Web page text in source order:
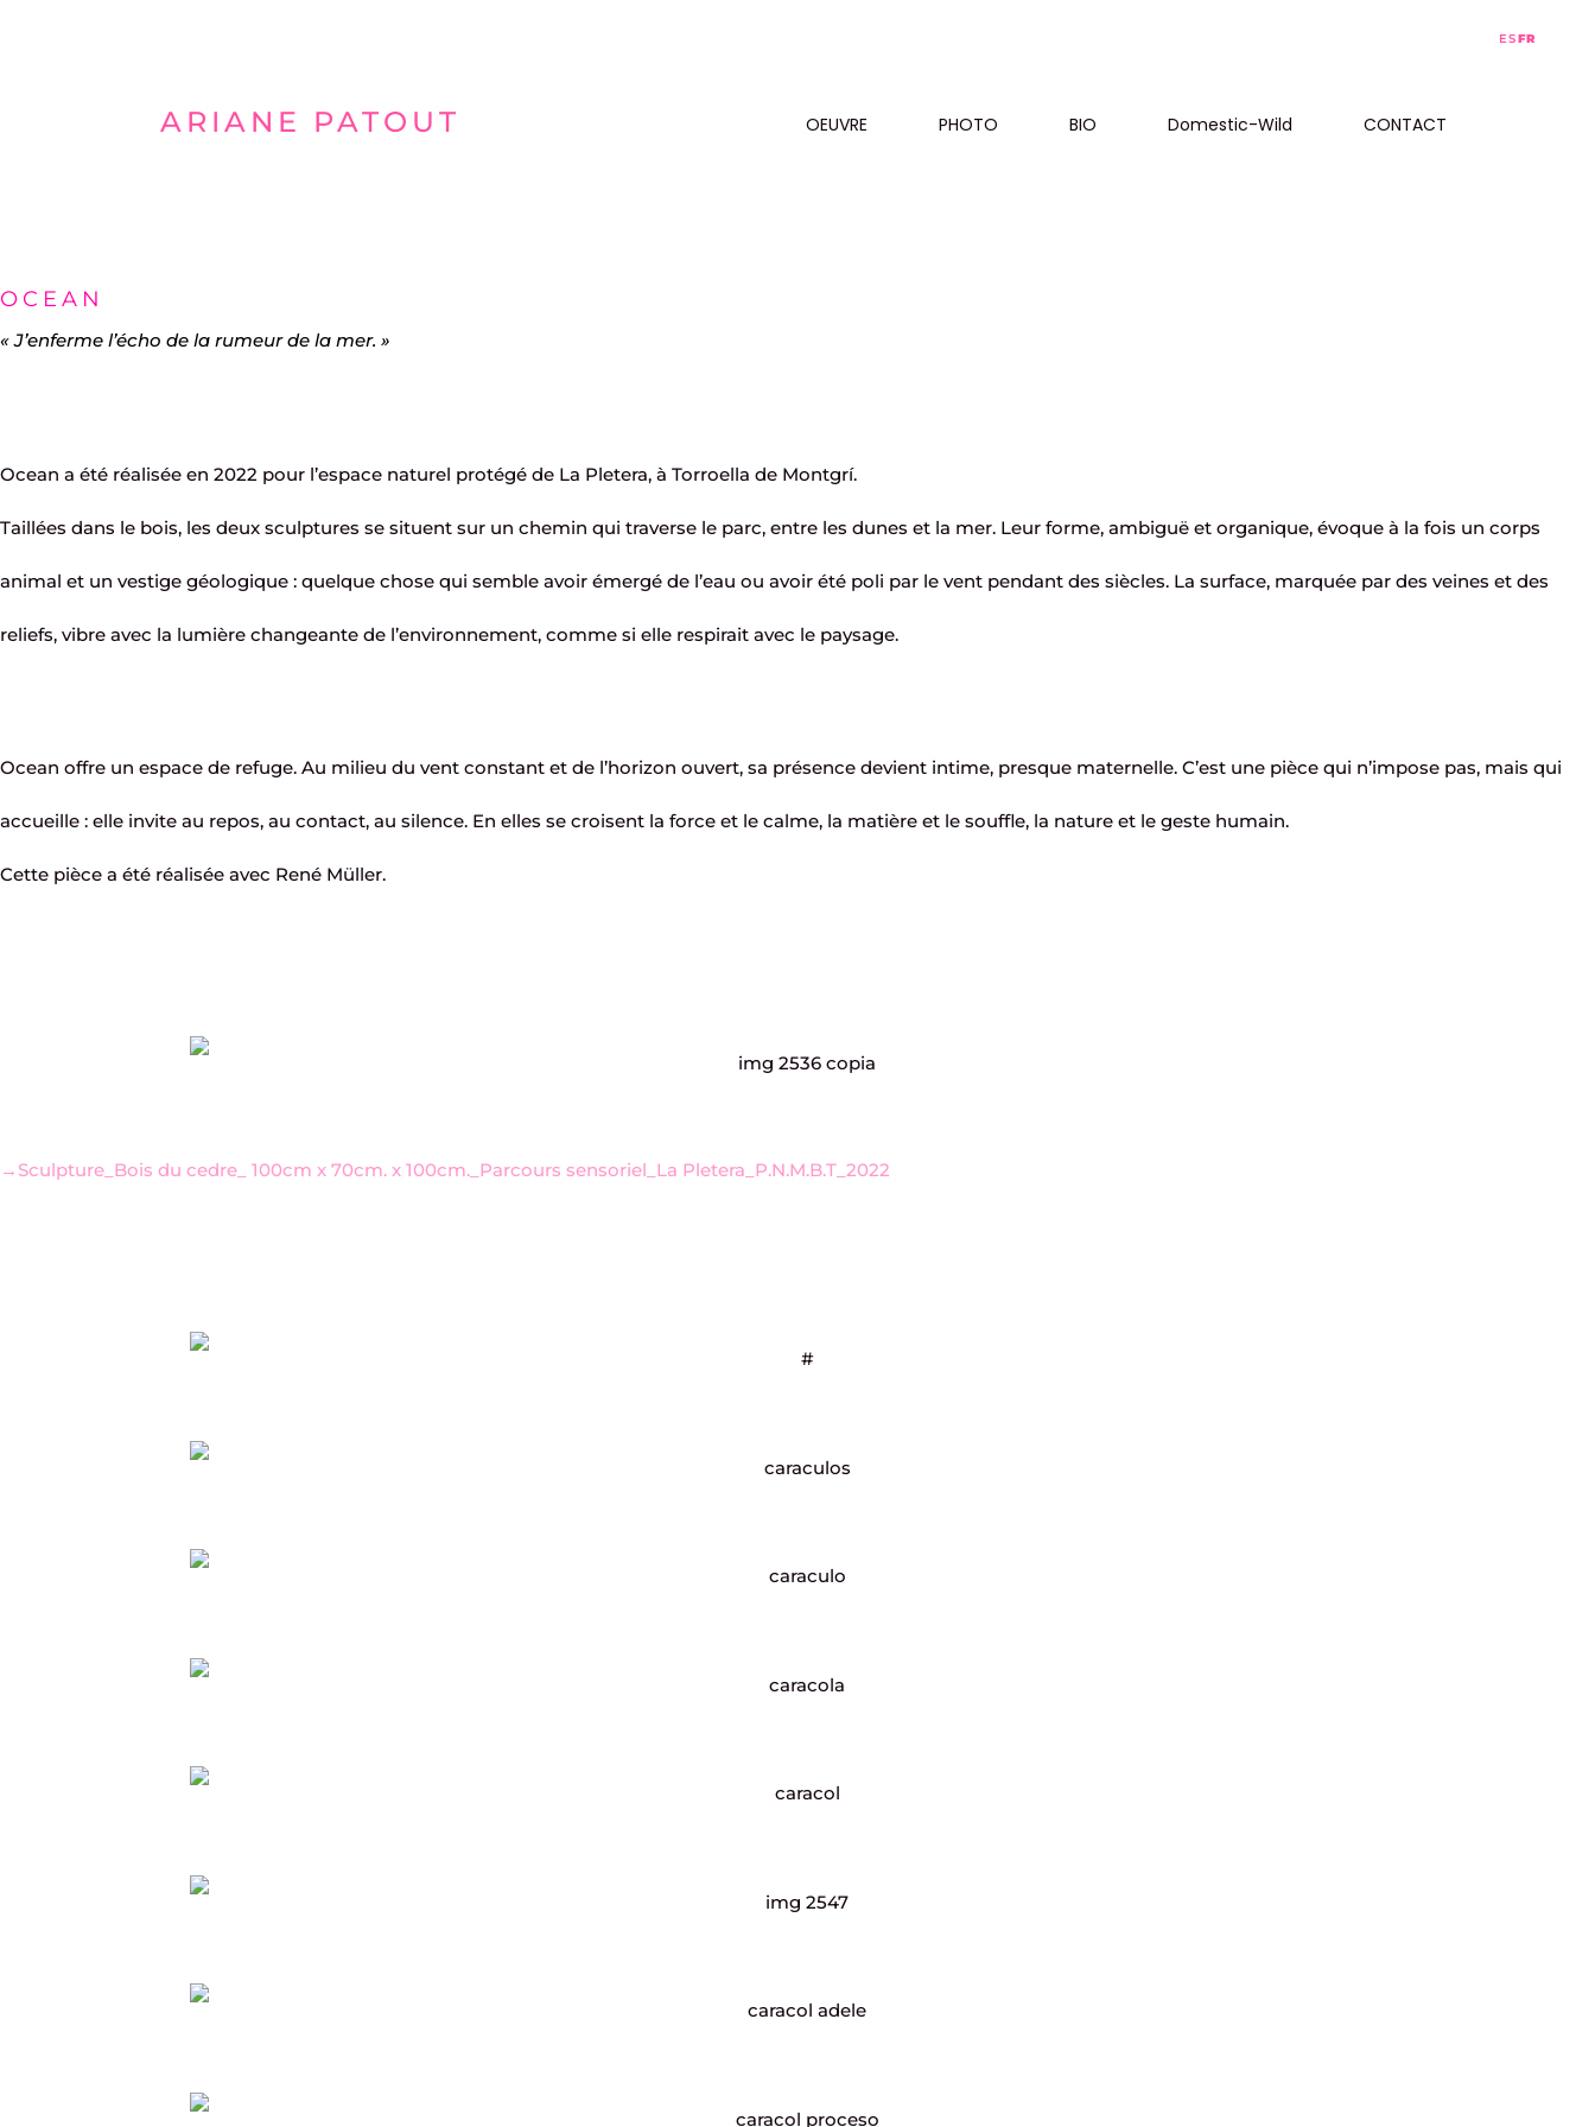
ESFR
ARIANE PATOUT OEUVRE PHOTO BIO Domestic-Wild CONTACT
OCEAN
« J’enferme l’écho de la rumeur de la mer. »
Ocean a été réalisée en 2022 pour l’espace naturel protégé de La Pletera, à Torroella de Montgrí.
Taillées dans le bois, les deux sculptures se situent sur un chemin qui traverse le parc, entre les dunes et la mer. Leur forme, ambiguë et organique, évoque à la fois un corps
animal et un vestige géologique : quelque chose qui semble avoir émergé de l’eau ou avoir été poli par le vent pendant des siècles. La surface, marquée par des veines et des
reliefs, vibre avec la lumière changeante de l’environnement, comme si elle respirait avec le paysage.
Ocean offre un espace de refuge. Au milieu du vent constant et de l’horizon ouvert, sa présence devient intime, presque maternelle. C’est une pièce qui n’impose pas, mais qui
accueille : elle invite au repos, au contact, au silence. En elles se croisent la force et le calme, la matière et le souffle, la nature et le geste humain.
Cette pièce a été réalisée avec René Müller.
→Sculpture_Bois du cedre_ 100cm x 70cm. x 100cm._ Parcours sensoriel _La Pletera_P.N.M.B.T_2022